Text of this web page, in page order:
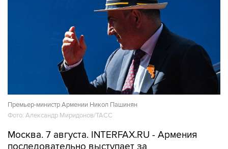
Премьер-министр Армении Никол Пашинян
Фото: Александр Миридонов/ТАСС
Москва. 7 августа. INTERFAX.RU - Армения